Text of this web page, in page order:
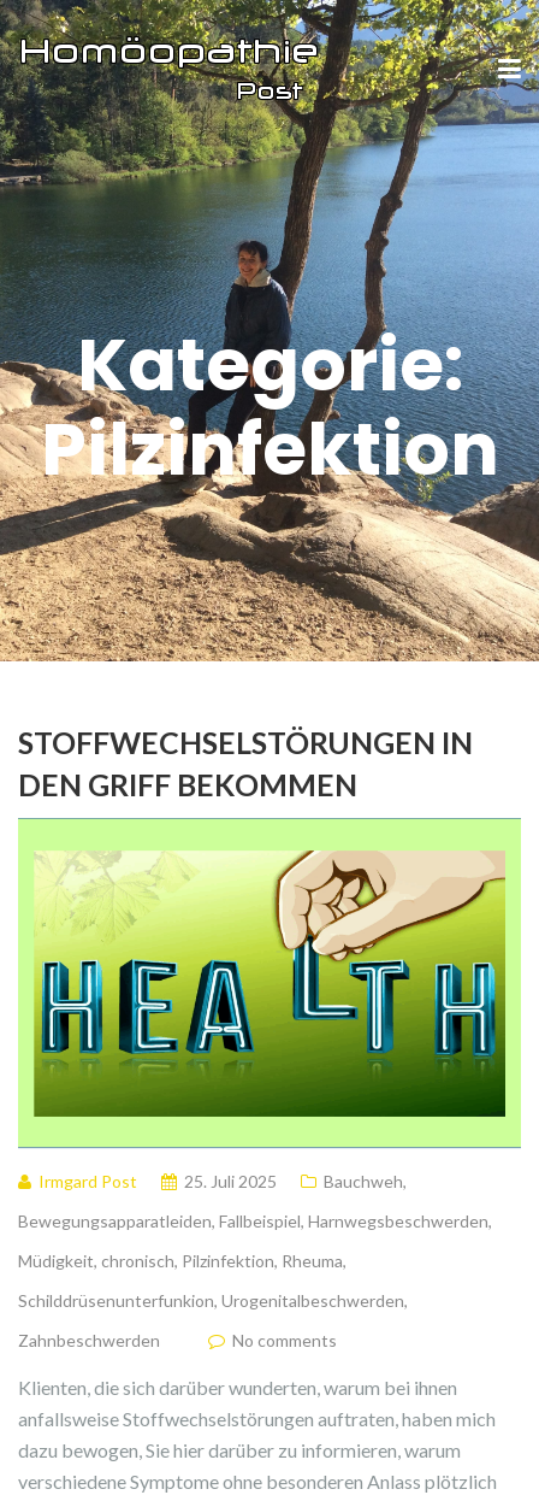
Kategorie:
Pilzinfektion
STOFFWECHSELSTÖRUNGEN IN
DEN GRIFF BEKOMMEN
Irmgard Post 25. Juli 2025 Bauchweh,
Bewegungsapparatleiden, Fallbeispiel, Harnwegsbeschwerden,
Müdigkeit, chronisch, Pilzinfektion, Rheuma,
Schilddrüsenunterfunkion, Urogenitalbeschwerden,
Zahnbeschwerden
No comments
Klienten, die sich darüber wunderten, warum bei ihnen
anfallsweise Stoffwechselstörungen auftraten, haben mich
dazu bewogen, Sie hier darüber zu informieren, warum
verschiedene Symptome ohne besonderen Anlass plötzlich